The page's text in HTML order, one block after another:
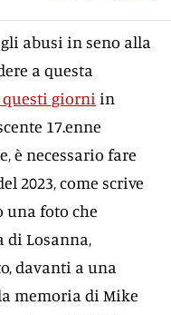
abusi in seno alla
a questa
questi giorni in
17.enne
è necessario fare
2023, come scrive
una foto che
di Losanna,
davanti a una
memoria di Mike